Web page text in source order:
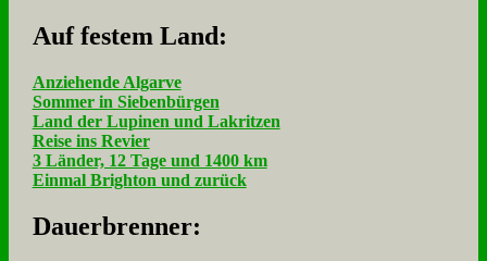
Auf fe­stem Land:
Anziehende Algarve
Sommer in Siebenbürgen
Land der Lupinen und Lakritzen
Reise ins Revier
3 Länder, 12 Tage und 1400 km
Einmal Brighton und zurück
Dau­er­bren­ner: